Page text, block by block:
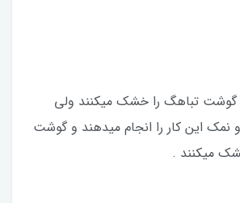
تباهگ را خشک میکنند ولی
و نمک این کار را انجام میدهند و گوشت
میکنند .